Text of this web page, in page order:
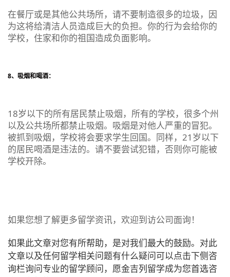
在餐厅或是其他公共场所，请不要制造很多的垃圾，因
为这将给清洁人员造成巨大的负担。你的行为会给你的
学校，住家和你的祖国造成负面影响。
8、吸烟和喝酒：
18岁以下的所有居民禁止吸烟，所有的学校，很多个州
以及公共场所都禁止吸烟。吸烟是对他人严重的冒犯。
被抓到吸烟，学校将会要求学生回国。同样，21岁以下
的居民喝酒是违法的。请不要尝试犯错，否则你可能被
学校开除。
如果您想了解更多留学资讯，欢迎到访公司面询！
如果此文章对您有所帮助，是对我们最大的鼓励。对此
文章以及任何留学相关问题有什么疑问可以点击下侧咨
询栏询问专业的留学顾问，愿金吉列留学成为您首选咨